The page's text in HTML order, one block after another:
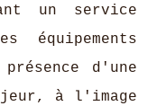
un service
d'une
à l'image